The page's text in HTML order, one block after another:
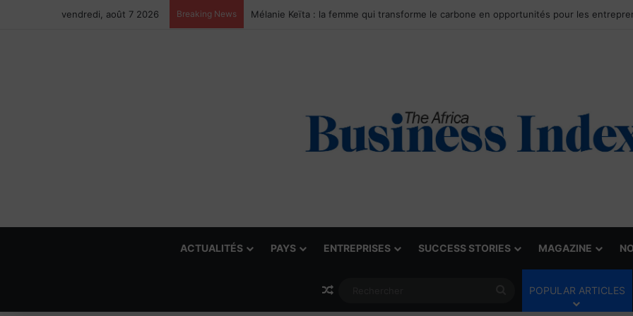
vendredi, août 7 2026 Breaking News
ACTUALITÉS PAYS ENTREPRISES SUCCESS STORIES MAGAZINE
Rechercher
POPULAR ARTICLES